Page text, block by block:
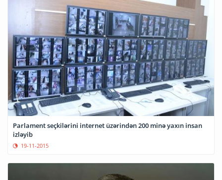
Parlament seçkilərini internet üzərindən 200 minə yaxın insan
izləyib
19-11-2015